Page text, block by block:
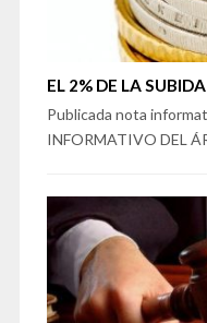
EL 2% DE LA
Publicada nota
INFORMATIVO DEL